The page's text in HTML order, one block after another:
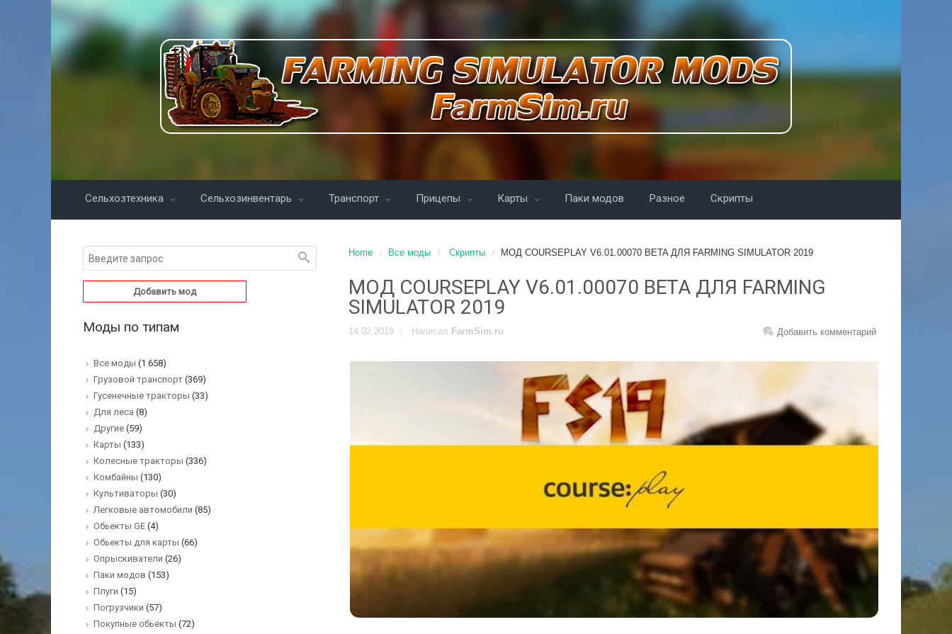
Сельхозтехника Сельхозинвентарь Транспорт Прицепы Карты Паки модов Разное Скрипты
Home Все моды Скрипты MOД COURSEPLAY V6.01.00070 BETA ДЛЯ FARMING SIMULATOR 2019
MOД COURSEPLAY V6.01.00070 BETA ДЛЯ FARMING
SIMULATOR 2019
14.02.2019 Добавить комментарий
Написал FarmSim.ru
Добавить мод
Моды по типам
Все моды (1 658)
Грузовой транспорт (369)
Гусенечные тракторы (33)
Для леса (8)
Другие (59)
Карты (133)
Колесные тракторы (336)
Комбайны (130)
Культиваторы (30)
Легковые автомобили (85)
Обьекты GE (4)
Обьекты для карты (66)
Опрыскиватели (26)
Паки модов (153)
Плуги (15)
Погрузчики (57)
Покупные обьекты (72)